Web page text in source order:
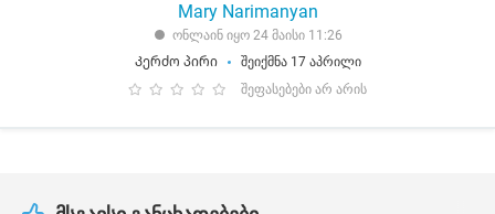
Mary Narimanyan
ონლაინ იყო 24 მაისი 11:26
Კერძო პირი
შეიქმნა 17 აპრილი
შეფასებები არ არის